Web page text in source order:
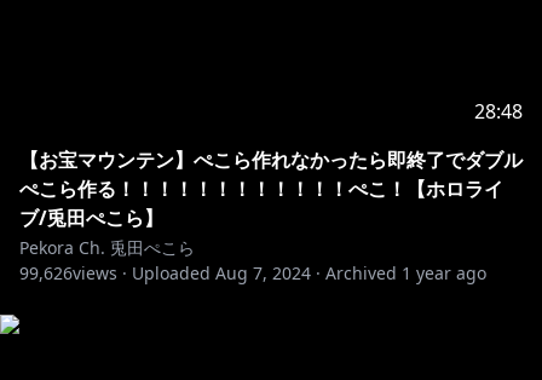
■専用スタンプの追加！名前の横にメンバーバッチも付
くぺこ！
■メンバー限定での生放送が随時あるぺこ！
■定期的にコミュニティに壁紙やイラストの追加がある
YO！
28:48
【お宝マウンテン】ぺこら作れなかったら即終了でダブル
ぺこら作る！！！！！！！！！！！！ぺこ！【ホロライ
ブ/兎田ぺこら】
Pekora Ch. 兎田ぺこら
99,626views · Uploaded Aug 7, 2024 · Archived 1 year ago